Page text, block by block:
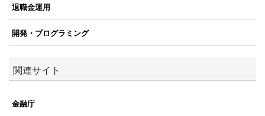
退職金運用
開発・プログラミング
関連サイト
金融庁